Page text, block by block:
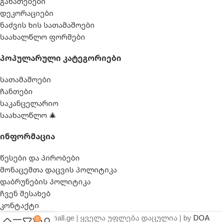
დეკორაციები
ნაძვის ხის სათამაშოები
საახალწლო ფორმები
Პოპულარული Კატეგორიები
სათამაშოები
ჩანთები
საკანცელარიო
საახალწლო 🎄
Ინფორმაცია
წესები და პირობები
მონაცემთა დაცვის პოლიტიკა
დაბრუნების პოლიტიკა
ჩვენ შესახებ
კონტაქტი
© 2025 webmall.ge | ყველა უფლება დაცულია | by DOA
0